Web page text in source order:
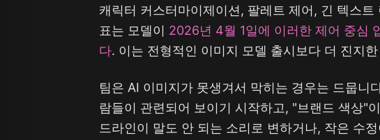
캐릭터 커스터마이제이션, 팔레트 제어, 긴 텍스
표는 모델이 2026년 4월 1일에 이러한 제어 중심
다. 이는 전형적인 이미지 모델 출시보다 더 진지
팀은 AI 이미지가 못생겨서 막히는 경우는 드뭅니
람들이 관련되어 보이기 시작하고, "브랜드 색상"
드라인이 말도 안 되는 소리로 변하거나, 작은 수